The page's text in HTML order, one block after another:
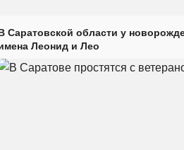
Саратовской области у
Леонид и Лео